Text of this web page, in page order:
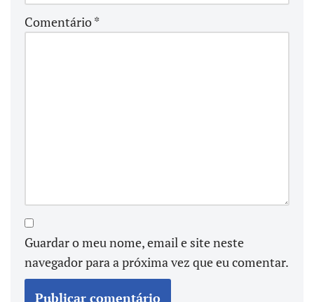
Comentário*
Guardar o meu nome, email e site neste
navegador para a próxima vez que eu comentar.